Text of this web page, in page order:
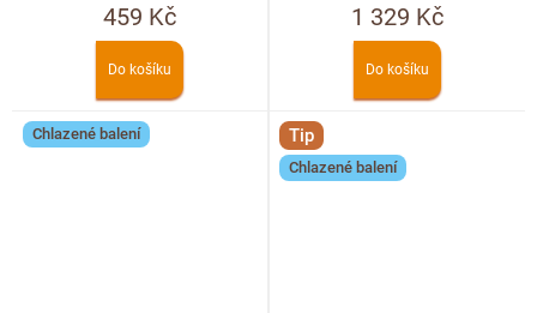
459 Kč
Do košíku
1 329 Kč
Do košíku
Chlazené balení Tip
Chlazené balení